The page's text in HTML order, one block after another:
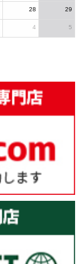
28 29
4 5